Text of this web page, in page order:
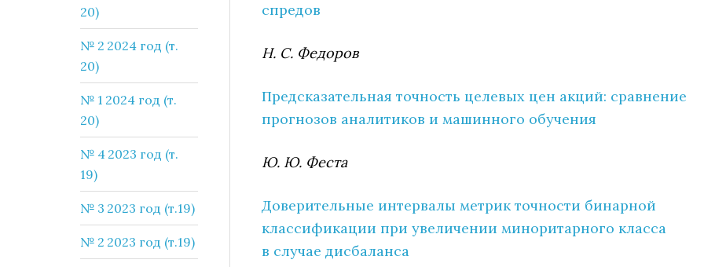
спредов
Н. С. Федоров
Предсказательная точность целевых цен акций: сравнение
прогнозов аналитиков и машинного обучения
Ю. Ю. Феста
Доверительные интервалы метрик точности бинарной
классификации при увеличении миноритарного класса
в случае дисбаланса
20)
№ 2 2024 год (т.
20)
№ 1 2024 год (т.
20)
№ 4 2023 год (т.
19)
№ 3 2023 год (т.19)
№ 2 2023 год (т.19)